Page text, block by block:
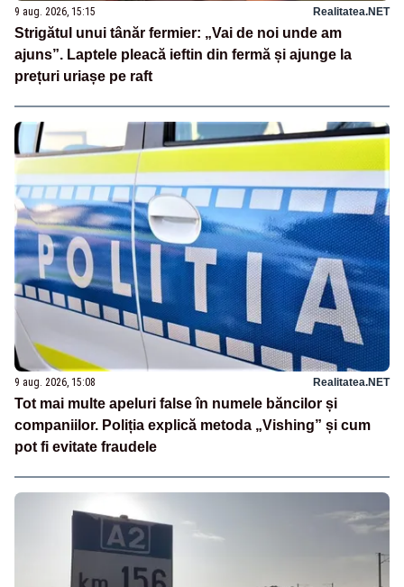
9 aug. 2026, 15:15 Realitatea.NET
Strigătul unui tânăr fermier: „Vai de noi unde am
ajuns”. Laptele pleacă ieftin din fermă și ajunge la
prețuri uriașe pe raft
9 aug. 2026, 15:08 Realitatea.NET
Tot mai multe apeluri false în numele băncilor și
companiilor. Poliția explică metoda „Vishing” și cum
pot fi evitate fraudele